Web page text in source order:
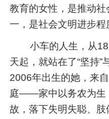
教育的女性，是推动
一，是社会文明进步程
小车的人生，从18
天起，就站在了“坚持”
2006年出生的她，来
庭——家中以务农为生
故，落下失明失聪、